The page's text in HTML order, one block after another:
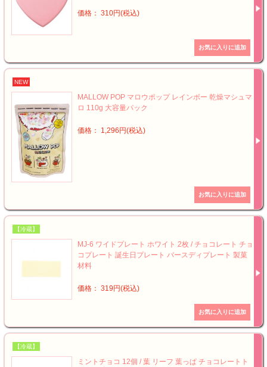
価格： 310円(税込)
NEW
MALLOW POP マロウポップ レインボー 乾燥マシュマ
ロ 110g 大容量パック
価格： 1,296円(税込)
【冷蔵】
MJ-6 ワイドプレート ホワイト 2枚 / チョコレート チョ
コプレート 誕生日プレート バースディプレート 製菓
材料
価格： 319円(税込)
【冷蔵】
ミントチョコ 12個 / 葉 リーフ 葉っぱ チョコレートト